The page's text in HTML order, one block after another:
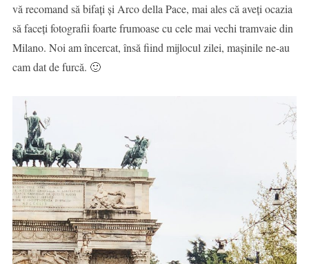
vă recomand să bifați și Arco della Pace, mai ales că aveți ocazia
să faceți fotografii foarte frumoase cu cele mai vechi tramvaie din
Milano. Noi am încercat, însă fiind mijlocul zilei, mașinile ne-au
cam dat de furcă. 🙂